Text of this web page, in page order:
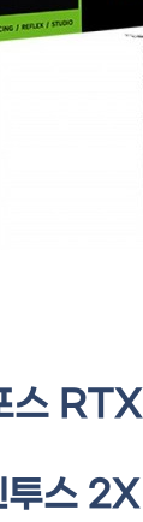
스 RTX
스 2X